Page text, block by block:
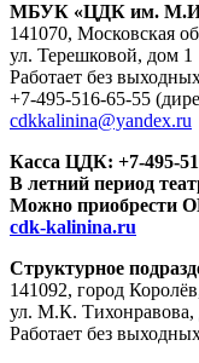
МБУК «ЦДК им. М.И.
141070, Московская
ул. Терешковой, дом 1
Работает без
+7-495-516-65-55
cdkkalinina@yandex.ru
Касса ЦДК: +7-495-
В летний период
Можно
cdk-kalinina.ru
Структурное
141092, город
ул. М.К. Тихонравова,
Работает без